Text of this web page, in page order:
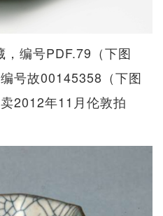
编号PDF.79（下图
号故00145358（下图
2012年11月伦敦拍